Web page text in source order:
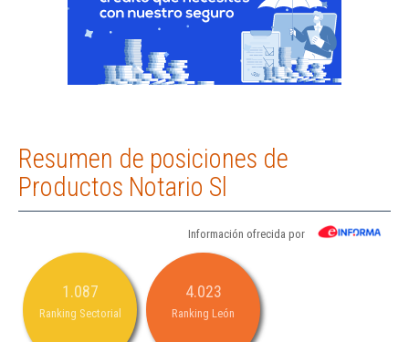
Resumen de posiciones de
Productos Notario Sl
Información ofrecida por
1.087
Ranking Sectorial
4.023
Ranking León